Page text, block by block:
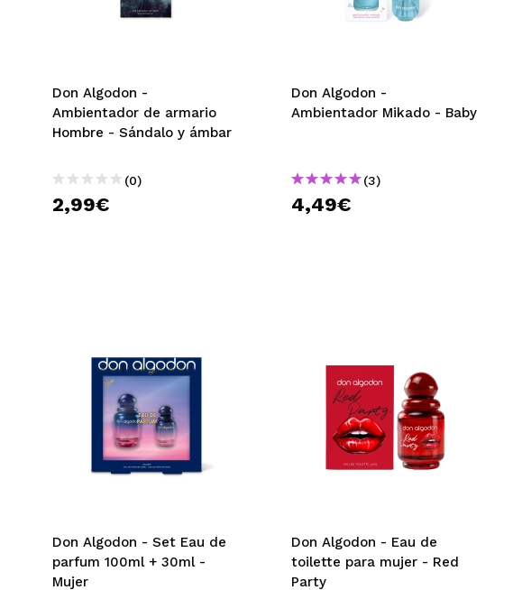
Don Algodon -
Ambientador de armario
Hombre - Sándalo y ámbar
(0)
2,99€
Don Algodon -
Ambientador Mikado - Baby
(3)
4,49€
Don Algodon - Set Eau de
parfum 100ml + 30ml -
Mujer
Don Algodon - Eau de
toilette para mujer - Red
Party